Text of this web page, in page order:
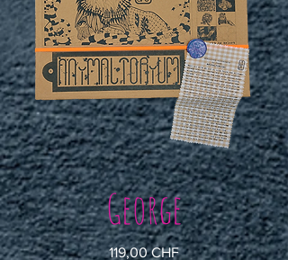
George
Preis
119,00 CHF